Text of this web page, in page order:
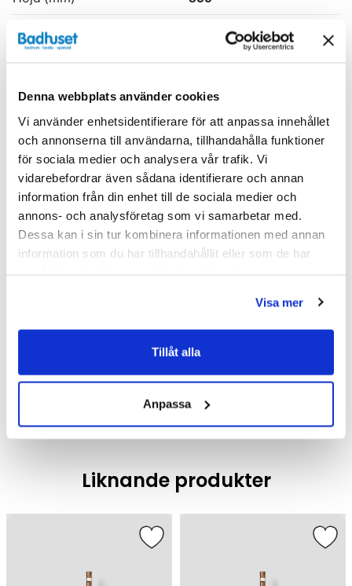
Denna webbplats använder cookies
Vi använder enhetsidentifierare för att anpassa innehållet
och annonserna till användarna, tillhandahålla funktioner
för sociala medier och analysera vår trafik. Vi
vidarebefordrar även sådana identifierare och annan
information från din enhet till de sociala medier och
annons- och analysföretag som vi samarbetar med.
Dessa kan i sin tur kombinera informationen med annan
information som du har tillhandahållit eller som de har
Visa mer
Tillåt alla
Anpassa
Produkttyp Kommod
Varumärke Haven
SKU: hvv900101-32
MPN: 900101-32
Dokument
HAVEN-Skotselrad.pdf(287.02 KB
Kommod & Tvättställsskåp
Badrumsmöbler
Liknande produkter